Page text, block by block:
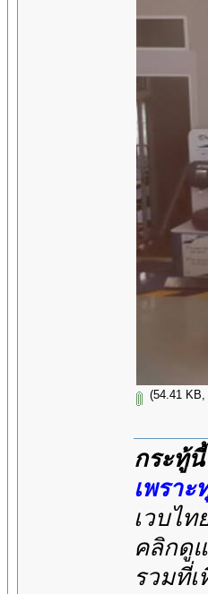
(54.41
กระทู้
เพรา
เวบไ
คลิกดู
รวมที่